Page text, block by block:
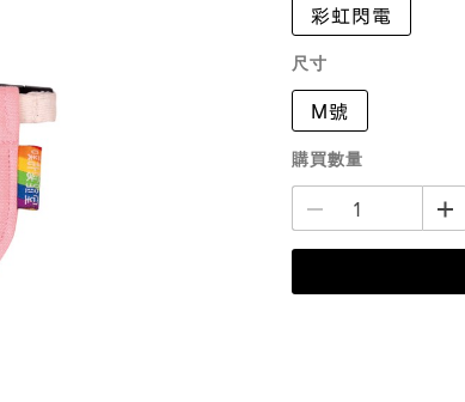
彩虹閃電
尺寸
M號
購買數量